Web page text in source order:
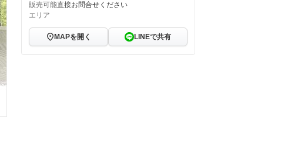
販売可能
エリア
直接お問合せください
MAPを開く LINEで共有